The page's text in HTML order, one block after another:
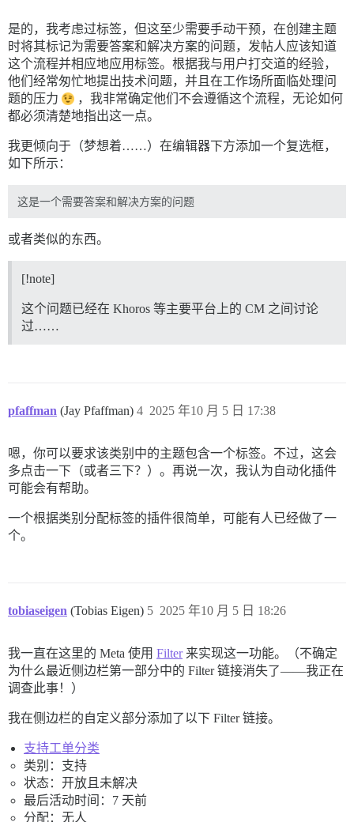
是的，我考虑过标签，但这至少需要手动干预，在创建主题
时将其标记为需要答案和解决方案的问题，发帖人应该知道
这个流程并相应地应用标签。根据我与用户打交道的经验，
他们经常匆忙地提出技术问题，并且在工作场所面临处理问
题的压力
，我非常确定他们不会遵循这个流程，无论如何
都必须清楚地指出这一点。
我更倾向于（梦想着……）在编辑器下方添加一个复选框，
如下所示：
或者类似的东西。
[!note]
这个问题已经在 Khoros 等主要平台上的 CM 之间讨论
过……
pfaffman (Jay Pfaffman) 2025 年10 月 5 日 17:38
4
嗯，你可以要求该类别中的主题包含一个标签。不过，这会
多点击一下（或者三下？）。再说一次，我认为自动化插件
可能会有帮助。
一个根据类别分配标签的插件很简单，可能有人已经做了一
个。
tobiaseigen (Tobias Eigen) 2025 年10 月 5 日 18:26
5
我一直在这里的 Meta 使用 Filter来实现这一功能。（不确定
为什么最近侧边栏第一部分中的 Filter 链接消失了——我正在
调查此事！）
我在侧边栏的自定义部分添加了以下 Filter 链接。
支持工单分类
类别：支持
状态：开放且未解决
最后活动时间：7 天前
分配：无人